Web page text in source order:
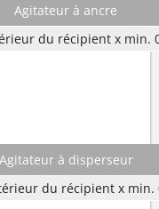
Agitateur à ancre
du récipient x min.
Agitateur à disperseur
du récipient x min.